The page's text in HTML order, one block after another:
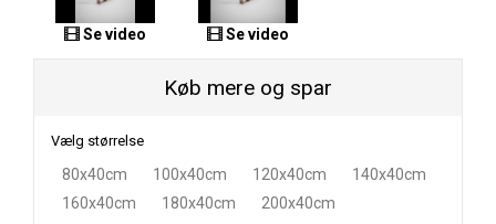
Se video Se video
Køb mere og spar
Vælg størrelse
80x40cm 100x40cm 120x40cm
140x40cm
160x40cm
180x40cm 200x40cm